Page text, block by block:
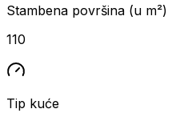
Stambena površina (u m²)
110
Tip kuće